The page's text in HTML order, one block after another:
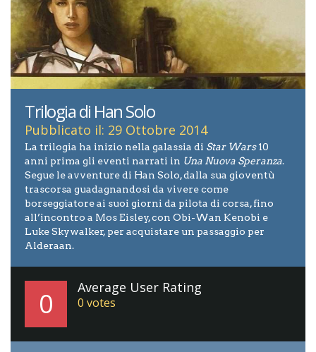
Trilogia di Han Solo
Pubblicato il: 29 Ottobre 2014
La trilogia ha inizio nella galassia di Star Wars10
anni prima gli eventi narrati in Una Nuova Speranza.
Segue le avventure di Han Solo, dalla sua gioventù
trascorsa guadagnandosi da vivere come
borseggiatore ai suoi giorni da pilota di corsa, fino
all’incontro a Mos Eisley, con Obi-Wan Kenobi e
Luke Skywalker, per acquistare un passaggio per
Alderaan.
0 Average User Rating
0 votes